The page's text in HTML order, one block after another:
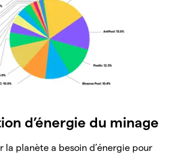
d’énergie du minage
la planète a besoin d’énergie pour